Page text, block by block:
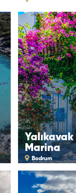
Yalıkavak
Marina
Bodrum